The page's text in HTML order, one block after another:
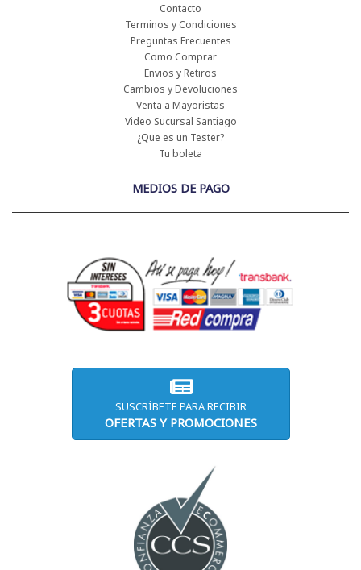
Contacto
Terminos y Condiciones
Preguntas Frecuentes
Como Comprar
Envios y Retiros
Cambios y Devoluciones
Venta a Mayoristas
Video Sucursal Santiago
¿Que es un Tester?
Tu boleta
MEDIOS DE PAGO
SUSCRÍBETE PARA RECIBIR
OFERTAS Y PROMOCIONES